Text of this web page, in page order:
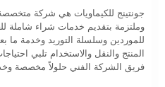
جونتينج للكيماويات هي شركة متخصصة
وملتزمة بتقديم خدمات شراء شاملة
للموردين وسلسلة التوريد وخدمة ما
المنتج والنقل والاستخدام تلبي
فريق الشركة الفني حلولاً مخصصة